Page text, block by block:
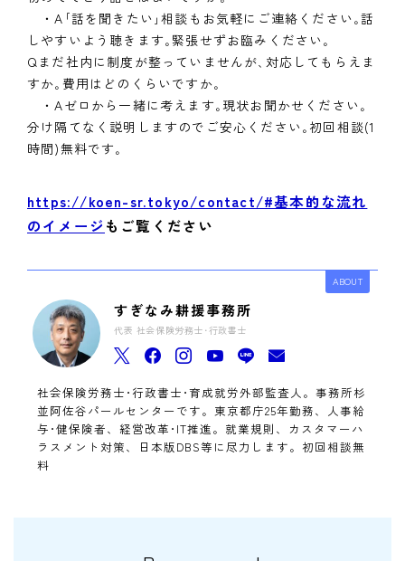
・A｢話を聞きたい｣相談もお気軽にご連絡ください｡話
しやすいよう聴きます｡緊張せずお臨みください｡
Qまだ社内に制度が整っていませんが､対応してもらえま
すか｡費用はどのくらいですか｡
・Aゼロから一緒に考えます｡現状お聞かせください｡
分け隔てなく説明しますのでご安心ください｡初回相談(1
時間)無料です｡
https://koen-sr.tokyo/contact/#基本的な流れ
のイメージ もご覧ください
ABOUT
すぎなみ耕援事務所
代表 社会保険労務士･行政書士
社会保険労務士･行政書士･育成就労外部監査人。事務所杉
並阿佐谷パールセンターです。東京都庁25年勤務、人事給
与･健保険者、経営改革･IT推進。就業規則、カスタマーハ
ラスメント対策、日本版DBS等に尽力します。初回相談無
料